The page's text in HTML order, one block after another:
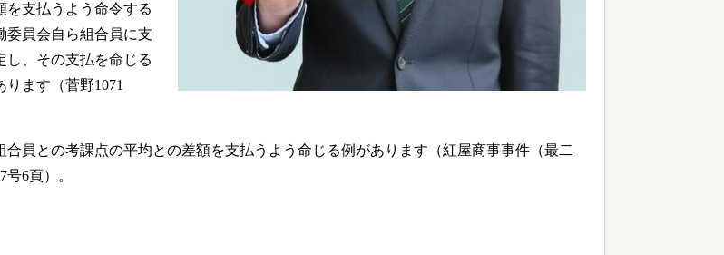
を支払うよう命令する
委員会自ら組合員に支
し、その支払を命じる
ます（菅野1071
合員との考課点の平均との差額を支払うよう命じる例があります（紅屋商事事件（最二
6頁）。